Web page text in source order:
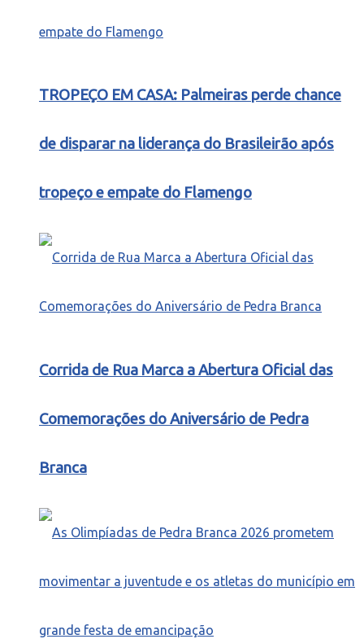
TROPEÇO EM CASA: Palmeiras perde chance
de disparar na liderança do Brasileirão após
tropeço e empate do Flamengo
Corrida de Rua Marca a Abertura Oficial das
Comemorações do Aniversário de Pedra
Branca